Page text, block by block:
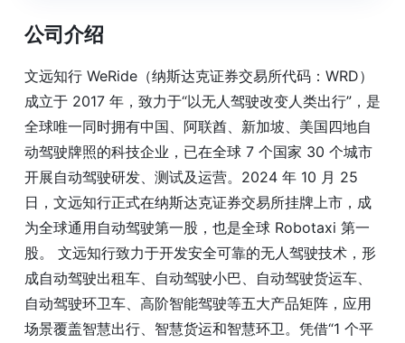
公司介绍
文远知行 WeRide（纳斯达克证券交易所代码：WRD）
成立于 2017 年，致力于“以无人驾驶改变人类出行”，是
全球唯一同时拥有中国、阿联酋、新加坡、美国四地自
动驾驶牌照的科技企业，已在全球 7 个国家 30 个城市
开展自动驾驶研发、测试及运营。2024 年 10 月 25
日，文远知行正式在纳斯达克证券交易所挂牌上市，成
为全球通用自动驾驶第一股，也是全球 Robotaxi 第一
股。 文远知行致力于开发安全可靠的无人驾驶技术，形
成自动驾驶出租车、自动驾驶小巴、自动驾驶货运车、
自动驾驶环卫车、高阶智能驾驶等五大产品矩阵，应用
场景覆盖智慧出行、智慧货运和智慧环卫。凭借“1 个平